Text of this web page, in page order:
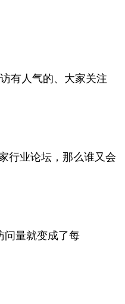
有人气的、大家关注
行业论坛，那么谁又会
问量就变成了每